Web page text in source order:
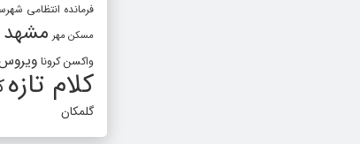
فرمانده انتظامی
مسکن مهر مشهد
واکسن کرونا
کلام تازه
گلمکان